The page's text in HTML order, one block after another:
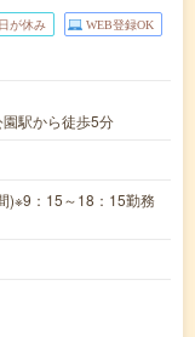
が休み WEB登録OK
駅から徒歩5分
：15～18：15勤務